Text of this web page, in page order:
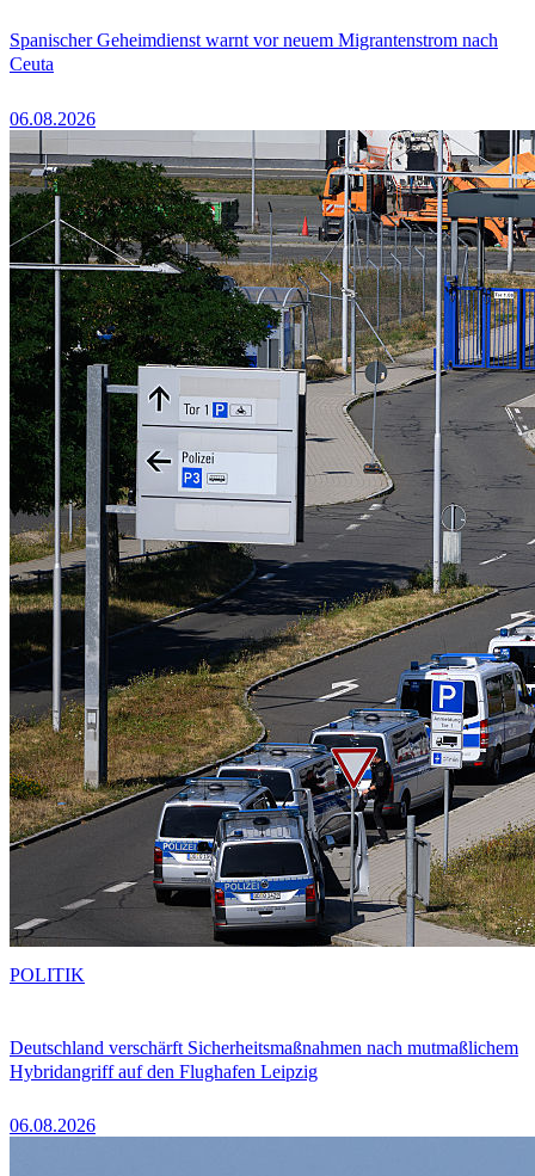
Spanischer Geheimdienst warnt vor neuem Migrantenstrom nach
Ceuta
06.08.2026
Deutschland verschärft Sicherheitsmaßnahmen nach mutmaßlichem
Hybridangriff auf den Flughafen Leipzig
06.08.2026
POLITIK